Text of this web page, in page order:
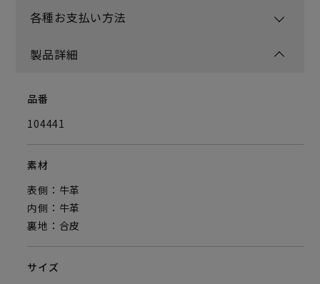
各種お支払い方法
製品詳細
品番
104441
素材
表側：牛革
内側：牛革
裏地：合皮
サイズ